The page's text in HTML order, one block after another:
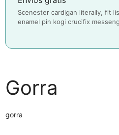
Scenester cardigan literally, fit
enamel pin kogi crucifix
Gorra
gorra